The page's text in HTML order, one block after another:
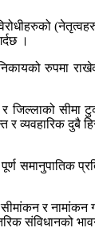
।
रुपमा
जिल्लाको सीमा
र व्यवहारिक दुबै
समानुपातिक
र
संविधानको